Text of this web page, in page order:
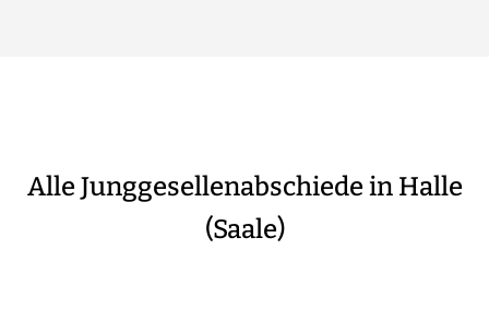
Alle Junggesellenabschiede in Halle
(Saale)